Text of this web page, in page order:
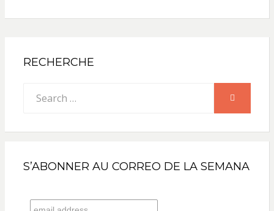
RECHERCHE
for:
SEARCH
S’ABONNER AU CORREO DE LA SEMANA